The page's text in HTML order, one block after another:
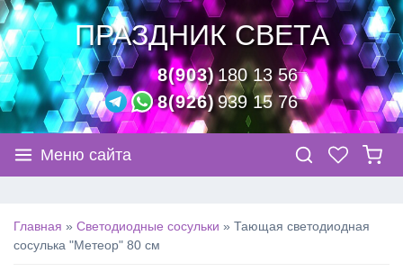
ПРАЗДНИК СВЕТА
8(903)180 13 56
8(926)939 15 76
Меню сайта
Главная » Светодиодные сосульки » Тающая светодиодная
сосулька "Метеор" 80 см